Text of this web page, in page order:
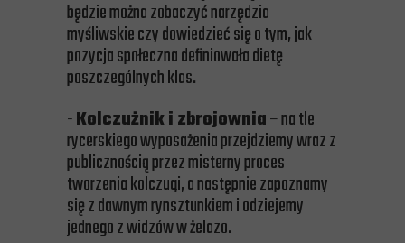
będzie można zobaczyć narzędzia
myśliwskie czy dowiedzieć się o tym, jak
pozycja społeczna definiowała dietę
poszczególnych klas.
-Kolczużnik i zbrojownia– na tle
rycerskiego wyposażenia przejdziemy wraz z
publicznością przez misterny proces
tworzenia kolczugi, a następnie zapoznamy
się z dawnym rynsztunkiem i odziejemy
jednego z widzów w żelazo.